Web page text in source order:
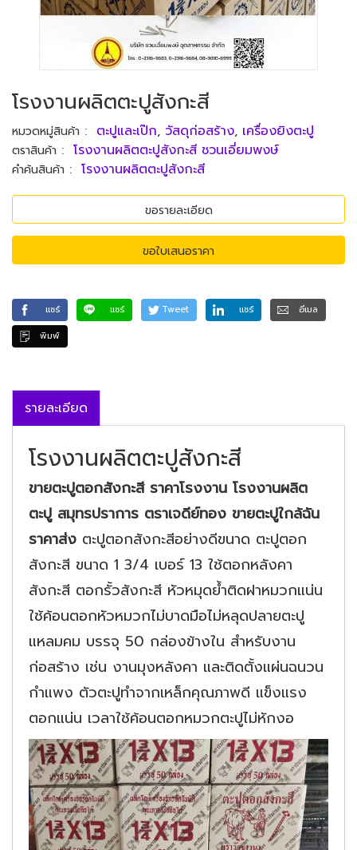
โรงงานผลิตตะปูสังกะสี
หมวดหมู่สินค้า : ตะปูและเป๊ก, วัสดุก่อสร้าง, เครื่องยิงตะปู
ตราสินค้า : โรงงานผลิตตะปูสังกะสี ชวนเอี่ยมพงษ์
คำค้นสินค้า : โรงงานผลิตตะปูสังกะสี
ขอรายละเอียด
ขอใบเสนอราคา
แชร์ แชร์ Tweet แชร์
อีเมล
พิมพ์
รายละเอียด
โรงงานผลิตตะปูสังกะสี
ขายตะปูตอกสังกะสี ราคาโรงงาน โรงงานผลิต
ตะปู สมุทรปราการ ตราเจดีย์ทอง ขายตะปูใกล้ฉัน
ราคาส่ง ตะปูตอกสังกะสีอย่างดีขนาด ตะปูตอก
สังกะสี ขนาด 1 3/4 เบอร์ 13 ใช้ตอกหลังคา
สังกะสี ตอกรั้วสังกะสี หัวหมุดย้ำติดฝาหมวกแน่น
ใช้ค้อนตอกหัวหมวกไม่บาดมือไม่หลุดปลายตะปู
แหลมคม บรรจุ 50 กล่องข้างใน สำหรับงาน
ก่อสร้าง เช่น งานมุงหลังคา และติดตั้งแผ่นฉนวน
กำแพง ตัวตะปูทำจากเหล็กคุณภาพดี แข็งแรง
ตอกแน่น เวลาใช้ค้อนตอกหมวกตะปูไม่หักงอ